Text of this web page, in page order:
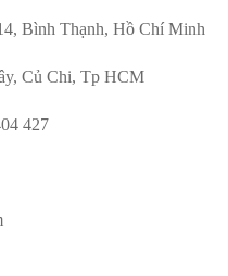
Bình Thạnh, Hồ Chí Minh
Củ Chi, Tp HCM
427